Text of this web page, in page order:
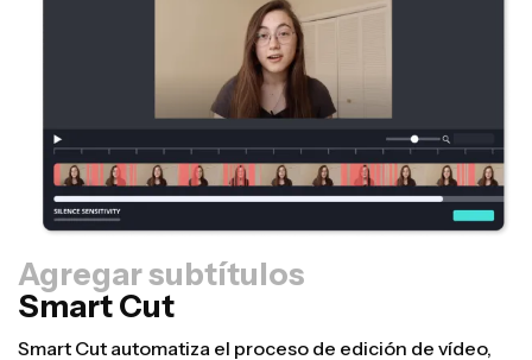
Agregar subtítulos
Smart Cut
Controlador de tamaño